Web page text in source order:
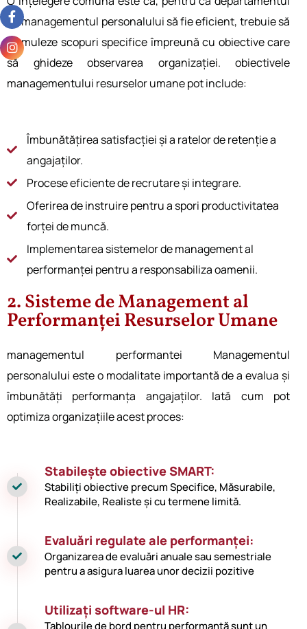
de managementul personalului să fie eficient, trebuie să
formuleze scopuri specifice împreună cu obiective care
să ghideze observarea organizației. obiectivele
managementului resurselor umane pot include:
Îmbunătățirea satisfacției și a ratelor de retenție a
angajaților.
Procese eficiente de recrutare și integrare.
Oferirea de instruire pentru a spori productivitatea
forței de muncă.
Implementarea sistemelor de management al
performanței pentru a responsabiliza oamenii.
2. Sisteme de Management al
Performanței Resurselor Umane
managementul performantei Managementul
personalului este o modalitate importantă de a evalua și
îmbunătăți performanța angajaților. Iată cum pot
optimiza organizațiile acest proces:
Stabilește obiective SMART:
Stabiliți obiective precum Specifice, Măsurabile,
Realizabile, Realiste și cu termene limită.
Evaluări regulate ale performanței:
Organizarea de evaluări anuale sau semestriale
pentru a asigura luarea unor decizii pozitive
Utilizați software-ul HR:
Tablourile de bord pentru performanță sunt un